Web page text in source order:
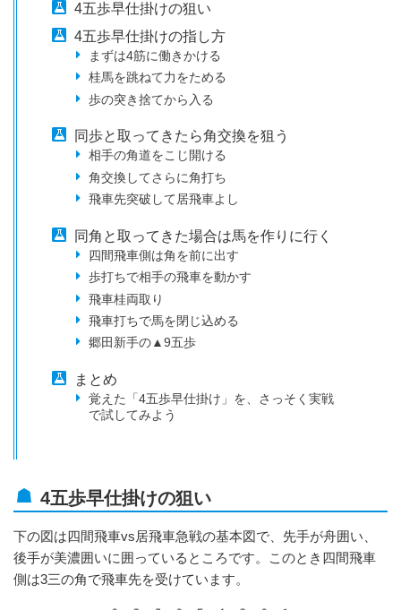
4五歩早仕掛けの狙い
4五歩早仕掛けの指し方
まずは4筋に働きかける
桂馬を跳ねて力をためる
歩の突き捨てから入る
同歩と取ってきたら角交換を狙う
相手の角道をこじ開ける
角交換してさらに角打ち
飛車先突破して居飛車よし
同角と取ってきた場合は馬を作りに行く
四間飛車側は角を前に出す
歩打ちで相手の飛車を動かす
飛車桂両取り
飛車打ちで馬を閉じ込める
郷田新手の▲9五歩
まとめ
覚えた「4五歩早仕掛け」を、さっそく実戦
で試してみよう
4五歩早仕掛けの狙い
下の図は四間飛車vs居飛車急戦の基本図で、先手が舟囲い、
後手が美濃囲いに囲っているところです。このとき四間飛車
側は3三の角で飛車先を受けています。